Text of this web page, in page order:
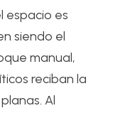
espacio es
siendo el
manual,
reciban la
Al